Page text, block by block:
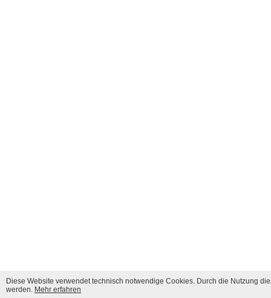
Diese Website verwendet technisch notwendige Cookies. Durch die Nutzung
werden. Mehr erfahren